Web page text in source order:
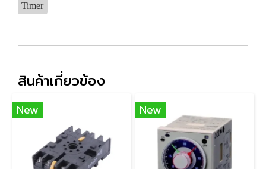
Timer
สินค้าเกี่ยวข้อง
New New